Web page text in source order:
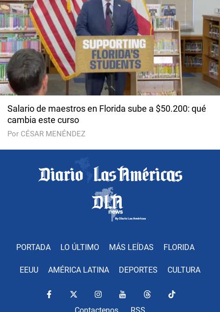
Salario de maestros en Florida sube a $50.200: qué
cambia este curso
Por CÉSAR MENÉNDEZ
PORTADA LO ÚLTIMO MÁS LEÍDAS FLORIDA
EEUU AMÉRICA LATINA DEPORTES CULTURA